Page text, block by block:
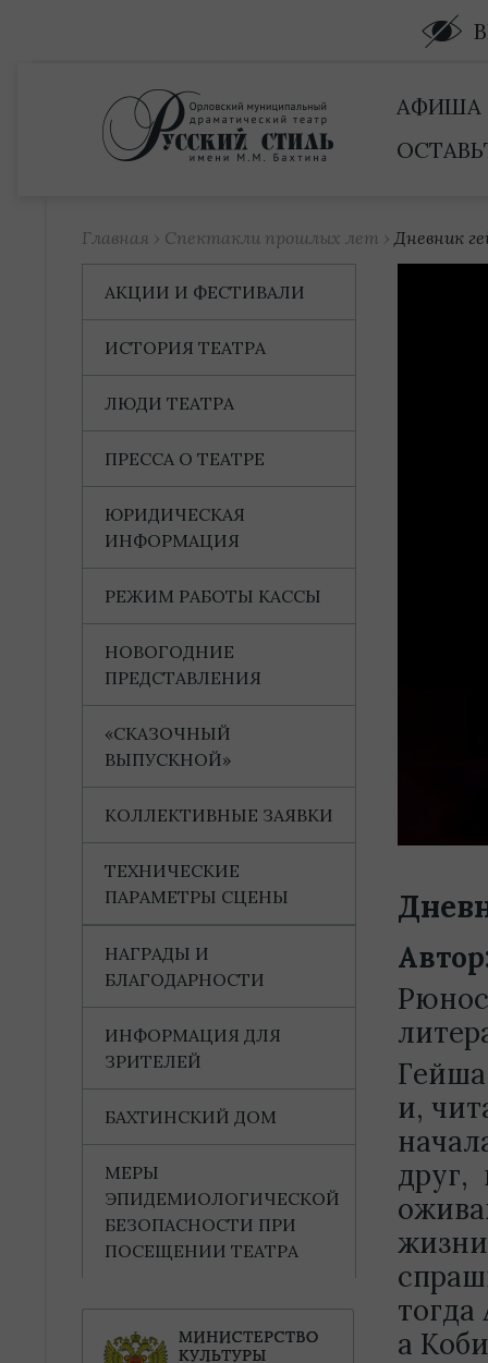
АФИША
Главная › Спектакли прошлых лет › Дневник
и,
друг,
тогда
а
АКЦИИ И ФЕСТИВАЛИ
ИСТОРИЯ ТЕАТРА
ЛЮДИ ТЕАТРА
ПРЕССА О ТЕАТРЕ
ЮРИДИЧЕСКАЯ
ИНФОРМАЦИЯ
РЕЖИМ РАБОТЫ КАССЫ
НОВОГОДНИЕ
ПРЕДСТАВЛЕНИЯ
«СКАЗОЧНЫЙ
ВЫПУСКНОЙ»
КОЛЛЕКТИВНЫЕ ЗАЯВКИ
ТЕХНИЧЕСКИЕ
ПАРАМЕТРЫ СЦЕНЫ
НАГРАДЫ И
БЛАГОДАРНОСТИ
ИНФОРМАЦИЯ ДЛЯ
ЗРИТЕЛЕЙ
БАХТИНСКИЙ ДОМ
МЕРЫ
ЭПИДЕМИОЛОГИЧЕСКОЙ
БЕЗОПАСНОСТИ ПРИ
ПОСЕЩЕНИИ ТЕАТРА